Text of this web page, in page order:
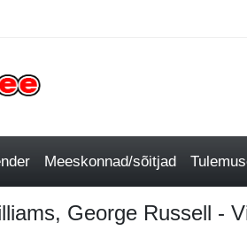
Meeskonnad/sõitjad
George Russell -